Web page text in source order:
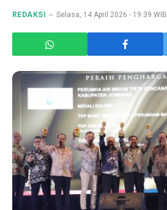
REDAKSI Selasa, 14 April 2026 - 19:39 WIB